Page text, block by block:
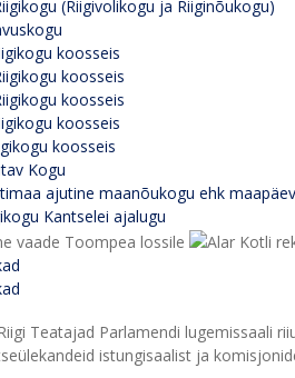
(Riigivolikogu ja Riiginõukogu)
koosseis
koosseis
koosseis
koosseis
koosseis
Kogu
ajutine maanõukogu ehk maapäev
Kantselei ajalugu
istungisaalist ja